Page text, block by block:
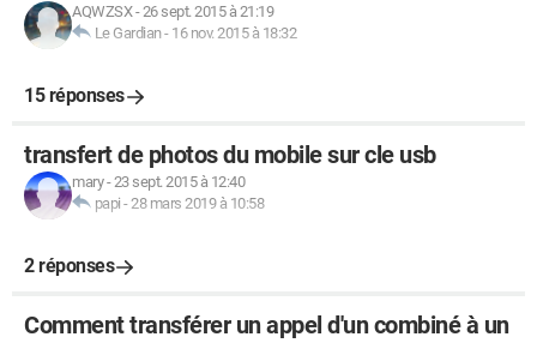
AQWZSX-26 sept. 2015 à 21:19
Le Gardian- 16 nov. 2015 à 18:32
15 réponses
transfert de photos du mobile sur cle usb
mary-23 sept. 2015 à 12:40
papi -28 mars 2019 à 10:58
2 réponses
Comment transférer un appel d'un combiné à un